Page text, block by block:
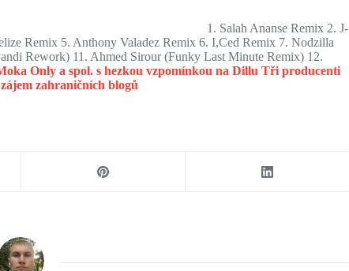
1. Salah Ananse Remix 2. J-
Remix 5. Anthony Valadez Remix 6. I,Ced Remix 7. Nodzilla
Rework) 11. Ahmed Sirour (Funky Last Minute Remix) 12.
Only a spol. s hezkou vzpomínkou na Dillu Tři producenti
zahraničních blogů